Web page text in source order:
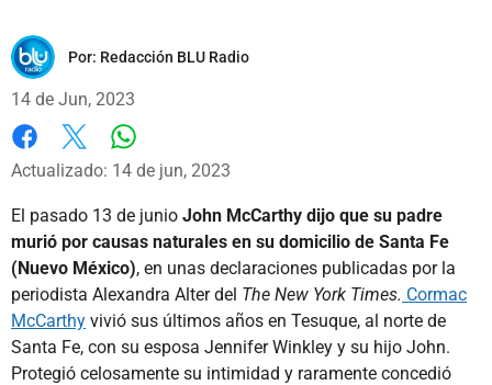
Por: Redacción BLU Radio
14 de Jun, 2023
Facebook
X
Actualizado: 14 de jun, 2023
El pasado 13 de junio John McCarthy dijo que su padre
murió por causas naturales en su domicilio de Santa Fe
(Nuevo México), en unas declaraciones publicadas por la
periodista Alexandra Alter del The New York Times. Cormac
McCarthy vivió sus últimos años en Tesuque, al norte de
Santa Fe, con su esposa Jennifer Winkley y su hijo John.
Protegió celosamente su intimidad y raramente concedió